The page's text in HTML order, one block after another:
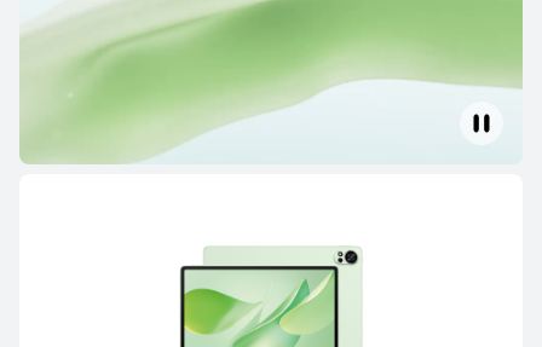
HUAWEI MatePad Pro Series HUAWEI MatePad Series
12.2 pulgadas